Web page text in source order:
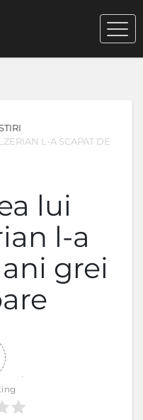
L-A SCAPAT DE
lui
l-a
grei